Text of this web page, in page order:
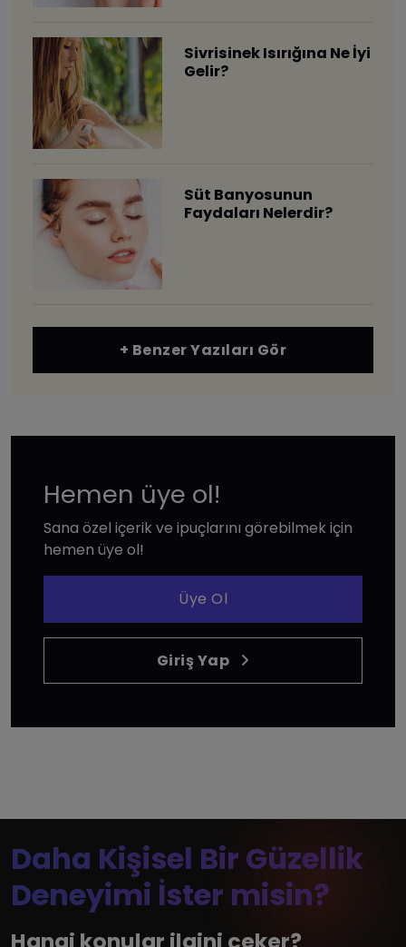
Sivrisinek Isırığına Ne İyi
Gelir?
Süt Banyosunun
Faydaları Nelerdir?
+ Benzer Yazıları Gör
Hemen üye ol!
Sana özel içerik ve ipuçlarını görebilmek için
hemen üye ol!
Üye Ol
Giriş Yap
Daha Kişisel Bir Güzellik
Deneyimi İster misin?